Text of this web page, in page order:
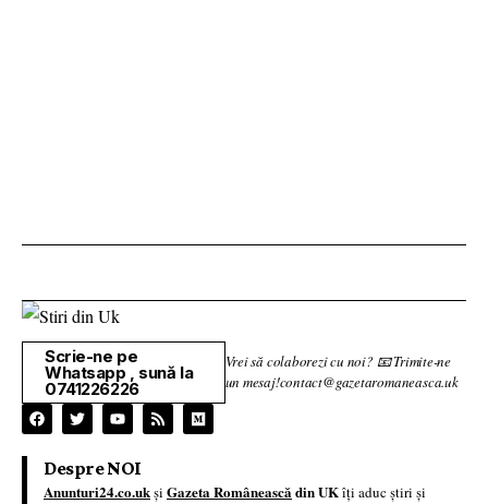
Scrie-ne pe
Whatsapp , sună la
0741226226
Vrei să colaborezi cu noi? 📧 Trimite-ne
un mesaj!contact@gazetaromaneasca.uk
Despre NOI
Anunturi24.co.ukși Gazeta Românească din UKîți aduc știri și